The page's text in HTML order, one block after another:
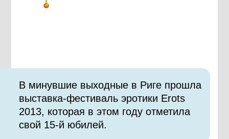
В минувшие выходные в Риге прошла
выставка-фестиваль эротики Erots
2013, которая в этом году отметила
свой 15-й юбилей.